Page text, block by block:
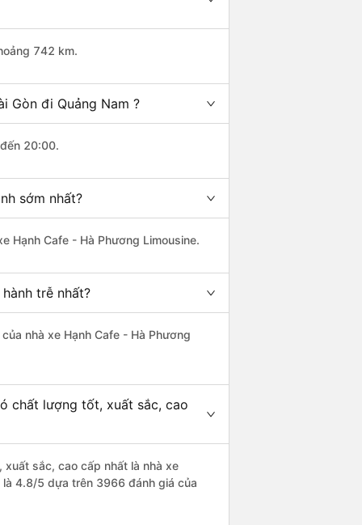
742 km.
Gòn đi Quảng Nam ?
20:00.
sớm nhất?
Hạnh Cafe - Hà Phương Limousine.
trễ nhất?
nhà xe Hạnh Cafe - Hà Phương
chất lượng tốt, xuất sắc, cao
xuất sắc, cao cấp nhất là nhà xe
là 4.8/5 dựa trên 3966 đánh giá của